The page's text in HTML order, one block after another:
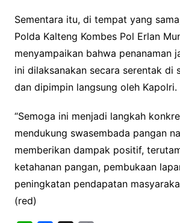
Sementara itu, di tempat yang
Polda Kalteng Kombes Pol Erlan
menyampaikan bahwa penanaman
ini dilaksanakan secara serentak di
dan dipimpin langsung oleh Kapolri.
“Semoga ini menjadi langkah
mendukung swasembada pangan
memberikan dampak positif,
ketahanan pangan, pembukaan
peningkatan pendapatan
(red)